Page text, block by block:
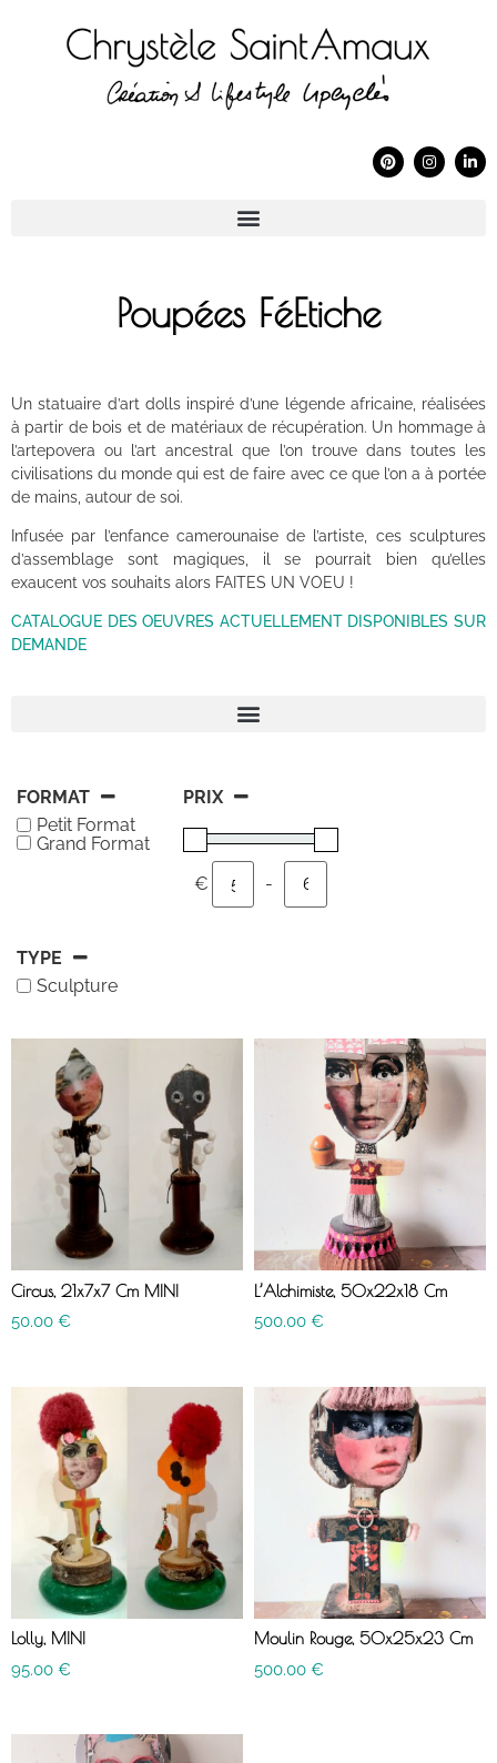
Poupées FéEtiche
Un statuaire d’art dolls inspiré d’une légende africaine, réalisées
à partir de bois et de matériaux de récupération. Un hommage à
l’artepovera ou l’art ancestral que l’on trouve dans toutes les
civilisations du monde qui est de faire avec ce que l’on a à portée
de mains, autour de soi.
Infusée par l’enfance camerounaise de l’artiste, ces sculptures
d’assemblage sont magiques, il se pourrait bien qu’elles
exaucent vos souhaits alors FAITES UN VOEU !
CATALOGUE DES OEUVRES ACTUELLEMENT DISPONIBLES SUR
DEMANDE
FORMAT
Petit Format
Grand Format
PRIX
€ Minimum Price
-
Maximum Price
TYPE
Sculpture
Circus, 21x7x7 Cm MINI
50.00 €
L’Alchimiste, 50x22x18 Cm
500.00 €
Lolly, MINI
95.00 €
Moulin Rouge, 50x25x23 Cm
500.00 €